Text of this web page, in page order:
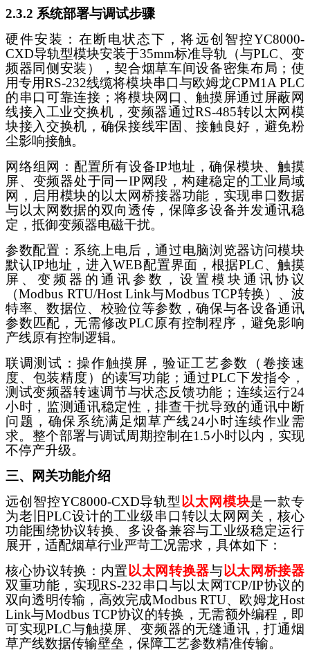
2.3.2 系统部署与调试步骤
硬件安装：在断电状态下，将远创智控YC8000-
CXD导轨型模块安装于35mm标准导轨（与PLC、变
频器同侧安装），契合烟草车间设备密集布局；使
用专用RS-232线缆将模块串口与欧姆龙CPM1A PLC
的串口可靠连接；将模块网口、触摸屏通过屏蔽网
线接入工业交换机，变频器通过RS-485转以太网模
块接入交换机，确保接线牢固、接触良好，避免粉
尘影响接触。
网络组网：配置所有设备IP地址，确保模块、触摸
屏、变频器处于同一IP网段，构建稳定的工业局域
网，启用模块的以太网桥接器功能，实现串口数据
与以太网数据的双向透传，保障多设备并发通讯稳
定，抵御变频器电磁干扰。
参数配置：系统上电后，通过电脑浏览器访问模块
默认IP地址，进入WEB配置界面，根据PLC、触摸
屏、变频器的通讯参数，设置模块通讯协议
（Modbus RTU/Host Link与Modbus TCP转换）、波
特率、数据位、校验位等参数，确保与各设备通讯
参数匹配，无需修改PLC原有控制程序，避免影响
产线原有控制逻辑。
联调测试：操作触摸屏，验证工艺参数（卷接速
度、包装精度）的读写功能；通过PLC下发指令，
测试变频器转速调节与状态反馈功能；连续运行24
小时，监测通讯稳定性，排查干扰导致的通讯中断
问题，确保系统满足烟草产线24小时连续作业需
求。整个部署与调试周期控制在1.5小时以内，实现
不停产升级。
三、网关功能介绍
远创智控YC8000-CXD导轨型 以太网模块是一款专
为老旧PLC设计的工业级串口转以太网网关，核心
功能围绕协议转换、多设备兼容与工业级稳定运行
展开，适配烟草行业严苛工况需求，具体如下：
核心协议转换：内置 以太网转换器与 以太网桥接器
双重功能，实现RS-232串口与以太网TCP/IP协议的
双向透明传输，高效完成Modbus RTU、欧姆龙Host
Link与Modbus TCP协议的转换，无需额外编程，即
可实现PLC与触摸屏、变频器的无缝通讯，打通烟
草产线数据传输壁垒，保障工艺参数精准传输。